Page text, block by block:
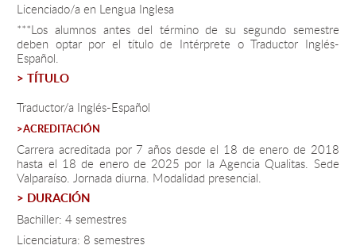
Admisión
Pregrado
Formación Continua
Estudiantes
Académicos
Funcionarios
Licenciado/a en Lengua Inglesa
***Los alumnos antes del término de su segundo semestre
deben optar por el título de Intérprete o Traductor Inglés-
Español.
> TÍTULO
Traductor/a Inglés-Español
>ACREDITACIÓN
Carrera acreditada por 7 años desde el 18 de enero de 2018
hasta el 18 de enero de 2025 por la Agencia Qualitas. Sede
Valparaíso. Jornada diurna. Modalidad presencial.
> DURACIÓN
Bachiller: 4 semestres
Licenciatura: 8 semestres